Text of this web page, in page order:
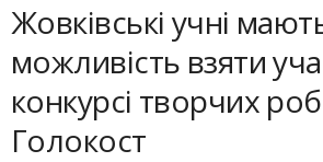
Жовківські учні
можливість взяти
конкурсі творчих
Голокост